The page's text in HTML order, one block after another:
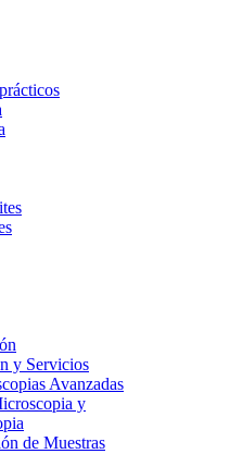
y Servicios
Avanzadas
y
de Muestras